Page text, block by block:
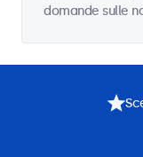
domande sulle